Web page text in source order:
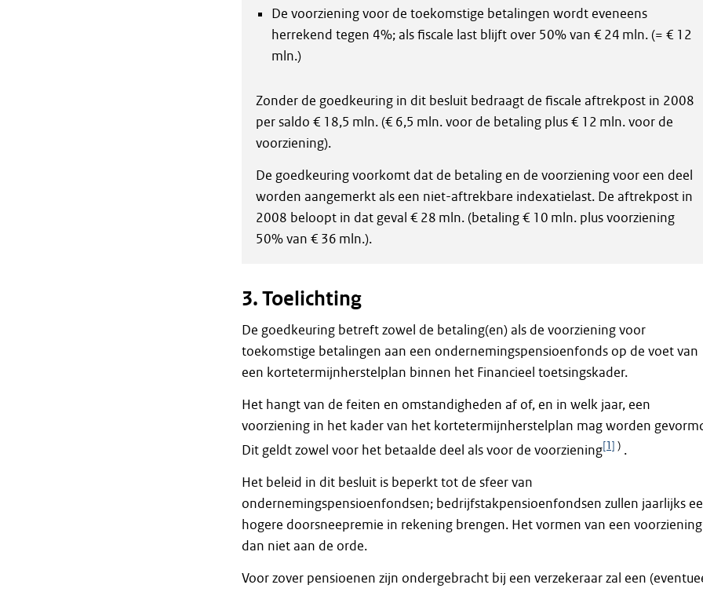
De voorziening voor de toekomstige betalingen wordt eveneens
herrekend tegen 4%; als fiscale last blijft over 50% van € 24 mln. (= € 12
mln.)
Zonder de goedkeuring in dit besluit bedraagt de fiscale aftrekpost in 2008
per saldo € 18,5 mln. (€ 6,5 mln. voor de betaling plus € 12 mln. voor de
voorziening).
De goedkeuring voorkomt dat de betaling en de voorziening voor een deel
worden aangemerkt als een niet-aftrekbare indexatielast. De aftrekpost in
2008 beloopt in dat geval € 28 mln. (betaling € 10 mln. plus voorziening
50% van € 36 mln.).
3. Toelichting
De goedkeuring betreft zowel de betaling(en) als de voorziening voor
toekomstige betalingen aan een ondernemingspensioenfonds op de voet van
een kortetermijnherstelplan binnen het Financieel toetsingskader.
Het hangt van de feiten en omstandigheden af of, en in welk jaar, een
voorziening in het kader van het kortetermijnherstelplan mag worden
Dit geldt zowel voor het betaalde deel als voor de voorziening[1] ).
Het beleid in dit besluit is beperkt tot de sfeer van
ondernemingspensioenfondsen; bedrijfstakpensioenfondsen zullen jaarlijks
hogere doorsneepremie in rekening brengen. Het vormen van een
dan niet aan de orde.
Voor zover pensioenen zijn ondergebracht bij een verzekeraar zal een